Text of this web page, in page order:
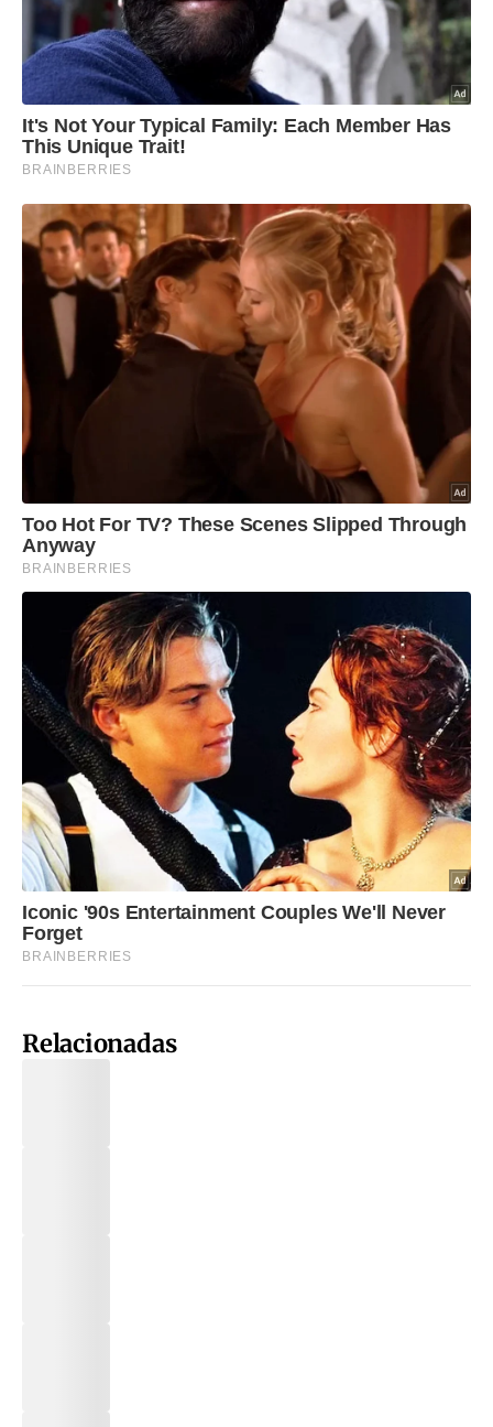
Relacionadas